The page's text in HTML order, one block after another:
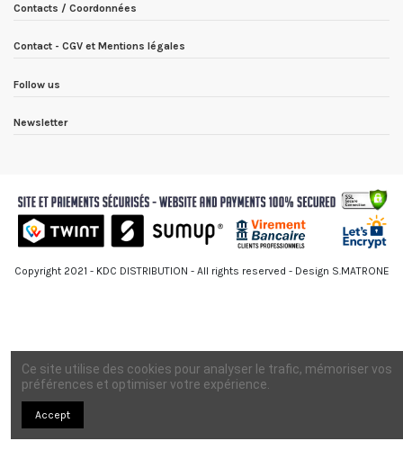
Contacts / Coordonnées
Contact - CGV et Mentions légales
Follow us
Newsletter
Copyright 2021 - KDC DISTRIBUTION - All rights reserved - Design S.MATRONE
Ce site utilise des cookies pour analyser le trafic, mémoriser vos
préférences et optimiser votre expérience.
Accept